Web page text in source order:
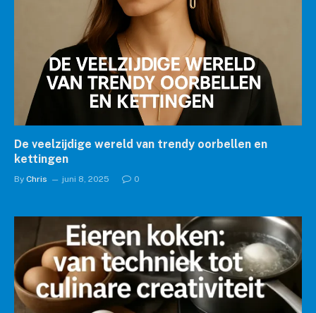
De veelzijdige wereld van trendy oorbellen en
kettingen
By Chris juni 8, 2025 0